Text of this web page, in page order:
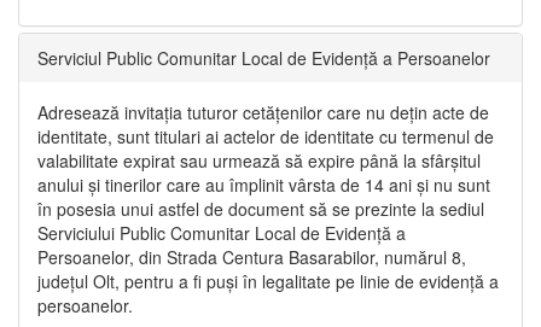
Serviciul Public Comunitar Local de Evidență a Persoanelor
Adresează invitația tuturor cetățenilor care nu dețin acte de
identitate, sunt titulari ai actelor de identitate cu termenul de
valabilitate expirat sau urmează să expire până la sfârșitul
anului și tinerilor care au împlinit vârsta de 14 ani și nu sunt
în posesia unui astfel de document să se prezinte la sediul
Serviciului Public Comunitar Local de Evidență a
Persoanelor, din Strada Centura Basarabilor, numărul 8,
județul Olt, pentru a fi puși în legalitate pe linie de evidență a
persoanelor.